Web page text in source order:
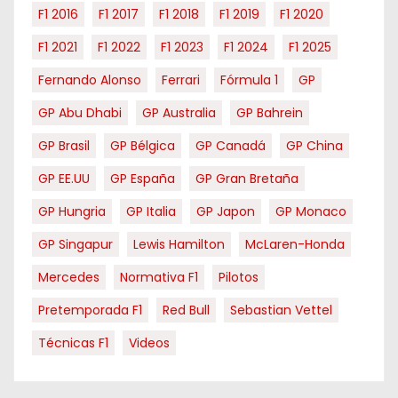
F1 2016
F1 2017 F1 2018 F1 2019
F1 2020
F1 2021
F1 2022 F1 2023 F1 2024
F1 2025
Fernando Alonso
Ferrari Fórmula 1
GP
GP Abu Dhabi
GP Australia
GP Bahrein
GP Brasil
GP Bélgica GP Canadá
GP China
GP EE.UU
GP España
GP Gran Bretaña
GP Hungria
GP Italia GP Japon
GP Monaco
GP Singapur
Lewis Hamilton
McLaren-Honda
Mercedes
Normativa F1
Pilotos
Pretemporada F1
Red Bull
Sebastian Vettel
Técnicas F1
Videos